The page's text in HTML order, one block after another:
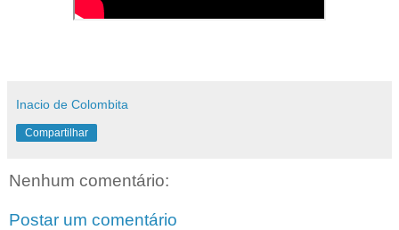
Inacio de Colombita
Compartilhar
Nenhum comentário:
Postar um comentário